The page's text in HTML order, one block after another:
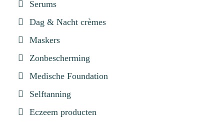
Serums
Dag & Nacht crèmes
Maskers
Zonbescherming
Medische Foundation
Selftanning
Eczeem producten